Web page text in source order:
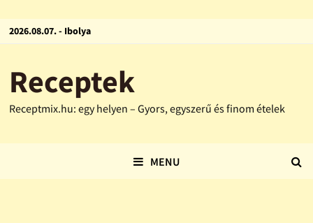
2026.08.07. - Ibolya
Receptek
Receptmix.hu: egy helyen – Gyors, egyszerű és finom ételek
MENU